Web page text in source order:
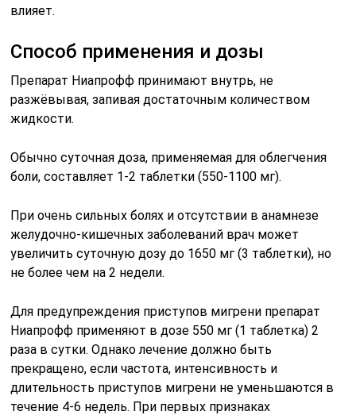
влияет.
Способ применения и дозы
Препарат Ниапрофф принимают внутрь, не
разжёвывая, запивая достаточным количеством
жидкости.
Обычно суточная доза, применяемая для облегчения
боли, составляет 1-2 таблетки (550-1100 мг).
При очень сильных болях и отсутствии в анамнезе
желудочно-кишечных заболеваний врач может
увеличить суточную дозу до 1650 мг (3 таблетки), но
не более чем на 2 недели.
Для предупреждения приступов мигрени препарат
Ниапрофф применяют в дозе 550 мг (1 таблетка) 2
раза в сутки. Однако лечение должно быть
прекращено, если частота, интенсивность и
длительность приступов мигрени не уменьшаются в
течение 4-6 недель. При первых признаках